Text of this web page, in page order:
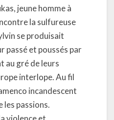
jeune homme à
la sulfureuse
se produisait
passé et poussés par
au gré de leurs
interlope. Au fil
incandescent
les passions.